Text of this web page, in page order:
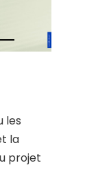
les
la
projet